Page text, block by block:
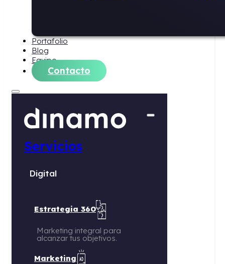
Portafolio
Blog
Equipo
Contacto
Servicios
Digital
Estrategia 360
Marketing integral para
alcanzar tus objetivos.
Marketing